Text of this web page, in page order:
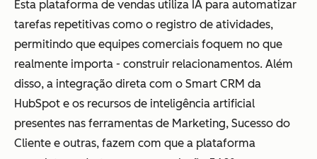
Esta plataforma de vendas utiliza IA para automatizar
tarefas repetitivas como o registro de atividades,
permitindo que equipes comerciais foquem no que
realmente importa - construir relacionamentos. Além
disso, a integração direta com o Smart CRM da
HubSpot e os recursos de inteligência artificial
presentes nas ferramentas de Marketing, Sucesso do
Cliente e outras, fazem com que a plataforma